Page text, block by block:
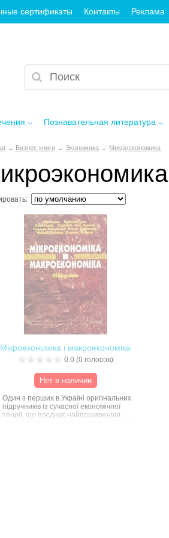
сертификаты Контакты Реклама
Познавательная литература
→ Бизнес книги → Экономика → Микроэкономика
Мікроекономіка і макроекономіка
0.0 (0 голосов)
Нет в наличии
Один з перших в Україні оригінальних
підручників із сучасної економічної
теорії, що поєднує найпоширеніші